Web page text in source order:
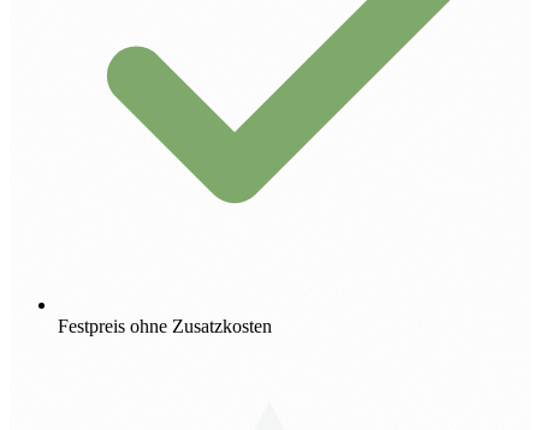
Festpreis ohne Zusatzkosten